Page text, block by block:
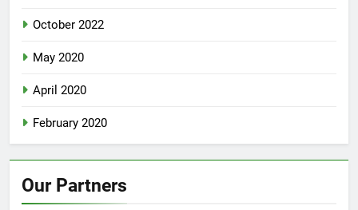
October 2022
May 2020
April 2020
February 2020
Our Partners